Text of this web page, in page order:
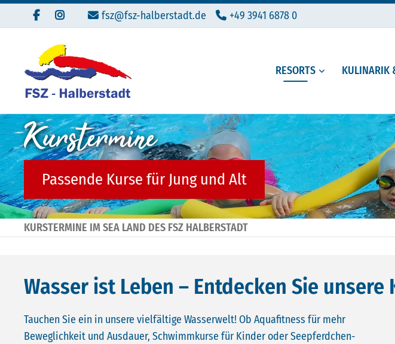
fsz@fsz-halberstadt.de +49 3941 6878 0
RESORTS KULINARIK
Kurstermine
Passende Kurse für Jung und Alt
KURSTERMINE IM SEA LAND DES FSZ HALBERSTADT
Wasser ist Leben – Entdecken Sie unsere
Tauchen Sie ein in unsere vielfältige Wasserwelt! Ob Aquafitness für mehr
Beweglichkeit und Ausdauer, Schwimmkurse für Kinder oder Seepferdchen-